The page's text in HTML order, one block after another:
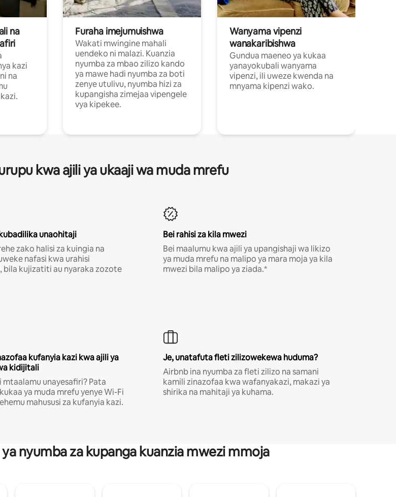
na
kazi
na
Furaha imejumuishwa
Wakati mwingine mahali
uendeko ni malazi. Kuanzia
nyumba za mbao zilizo kando
ya mawe hadi nyumba za boti
zenye utulivu, nyumba hizi za
kupangisha zimejaa vipengele
vya kipekee.
Wanyama vipenzi
wanakaribishwa
Gundua maeneo ya kukaa
yanayokubali wanyama
vipenzi, ili uweze kwenda na
mnyama kipenzi wako.
kwa ajili ya ukaaji wa muda mrefu
unaohitaji
zako halisi za kuingia na
nafasi kwa urahisi
bila kujizatiti au nyaraka zozote
Bei rahisi za kila mwezi
Bei maalumu kwa ajili ya upangishaji wa likizo
ya muda mrefu na malipo ya mara moja ya kila
mwezi bila malipo ya ziada.*
kufanyia kazi kwa ajili ya
kidijitali
mtaalamu unayesafiri? Pata
ya muda mrefu yenye Wi-Fi
mahususi za kufanyia kazi.
Je, unatafuta fleti zilizowekewa huduma?
Airbnb ina nyumba za fleti zilizo na samani
kamili zinazofaa kwa wafanyakazi, makazi ya
shirika na mahitaji ya kuhama.
nyumba za kupanga kuanzia mwezi mmoja